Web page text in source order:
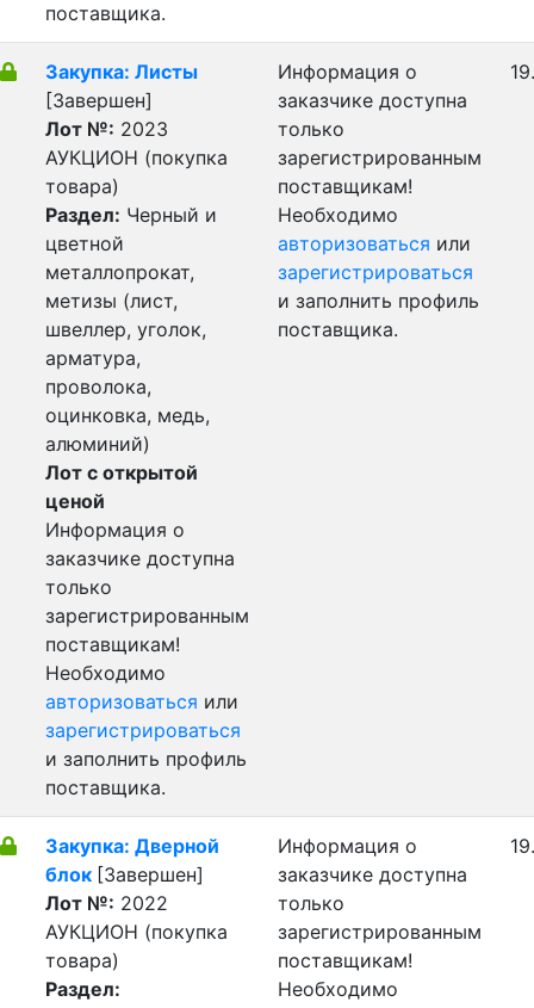
поставщика.
Закупка: Листы
[Завершен]
Лот №: 2023
АУКЦИОН (покупка
товара)
Раздел: Черный и
цветной
металлопрокат,
метизы (лист,
швеллер, уголок,
арматура,
проволока,
оцинковка, медь,
алюминий)
Лот с открытой
ценой
Информация о
заказчике доступна
только
зарегистрированным
поставщикам!
Необходимо
авторизоваться или
зарегистрироваться
и заполнить профиль
поставщика.
Информация о
заказчике доступна
только
зарегистрированным
поставщикам!
Необходимо
авторизоваться или
зарегистрироваться
и заполнить профиль
поставщика.
Закупка: Дверной
блок [Завершен]
Лот №: 2022
АУКЦИОН (покупка
товара)
Раздел:
Информация о
заказчике доступна
только
зарегистрированным
поставщикам!
Необходимо